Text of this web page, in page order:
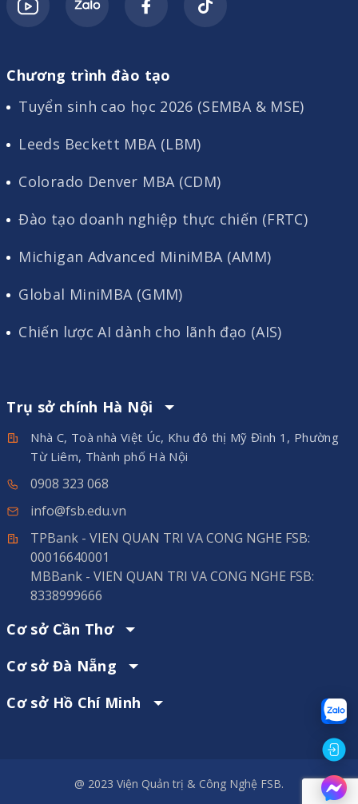
Chương trình đào tạo
Tuyển sinh cao học 2026 (SEMBA & MSE)
Leeds Beckett MBA (LBM)
Colorado Denver MBA (CDM)
Đào tạo doanh nghiệp thực chiến (FRTC)
Michigan Advanced MiniMBA (AMM)
Global MiniMBA (GMM)
Chiến lược AI dành cho lãnh đạo (AIS)
Trụ sở chính Hà Nội
Nhà C, Toà nhà Việt Úc, Khu đô thị Mỹ Đình 1, Phường
Từ Liêm, Thành phố Hà Nội
0908 323 068
info@fsb.edu.vn
TPBank - VIEN QUAN TRI VA CONG NGHE FSB:
00016640001
MBBank - VIEN QUAN TRI VA CONG NGHE FSB:
8338999666
Cơ sở Cần Thơ
Cơ sở Đà Nẵng
Cơ sở Hồ Chí Minh
@ 2023 Viện Quản trị & Công Nghệ FSB.